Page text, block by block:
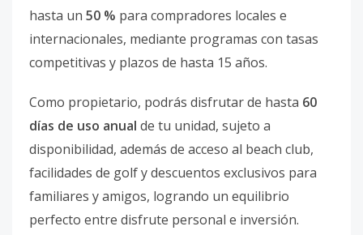
hasta un 50 % para compradores locales e
internacionales, mediante programas con tasas
competitivas y plazos de hasta 15 años.
Como propietario, podrás disfrutar de hasta 60
días de uso anual de tu unidad, sujeto a
disponibilidad, además de acceso al beach club,
facilidades de golf y descuentos exclusivos para
familiares y amigos, logrando un equilibrio
perfecto entre disfrute personal e inversión.